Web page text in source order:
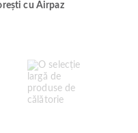
cu Airpaz